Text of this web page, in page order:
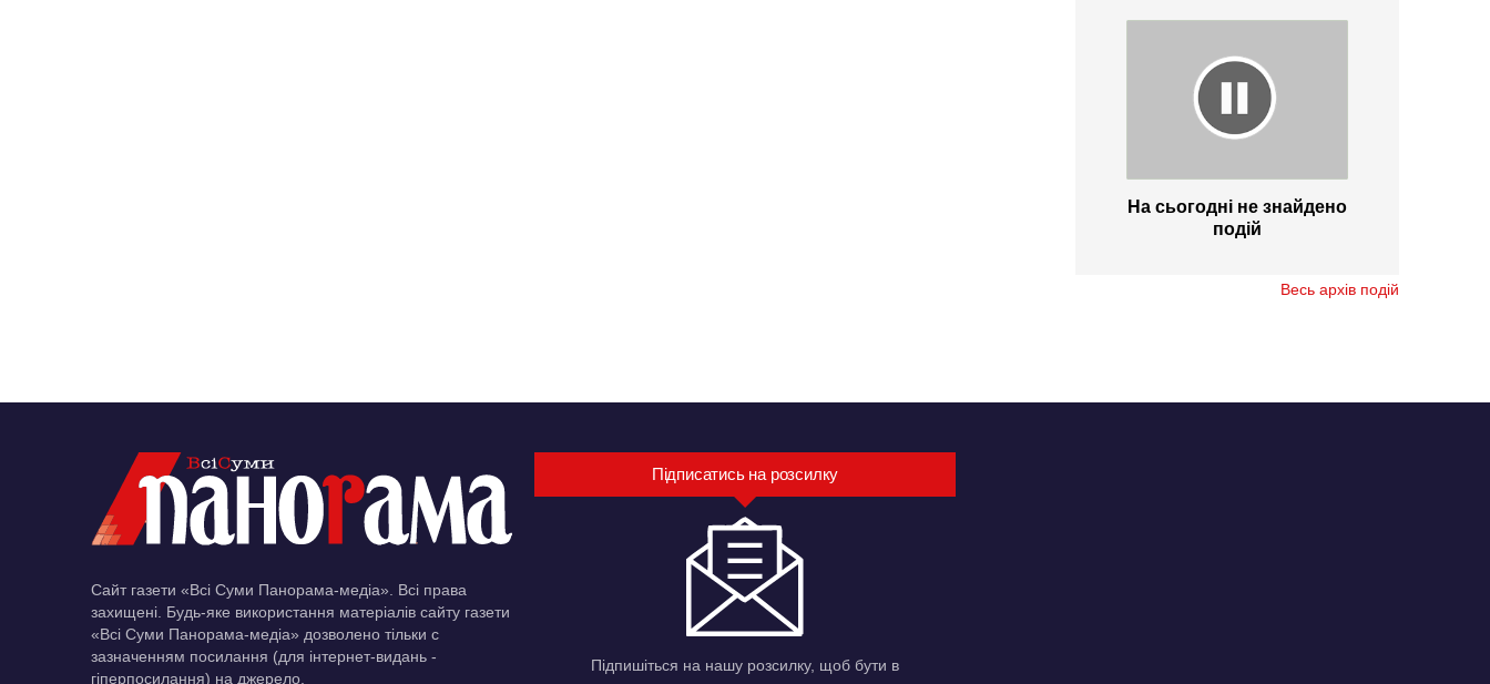
На сьогодні не знайдено
подій
Весь архів подій
Сайт газети «Всі Суми Панорама-медіа». Всі права
захищені. Будь-яке використання матеріалів сайту газети
«Всі Суми Панорама-медіа» дозволено тільки c
зазначенням посилання (для інтернет-видань -
гіперпосилання) на джерело.
Підписатись на розсилку
Підпишіться на нашу розсилку, щоб бути в